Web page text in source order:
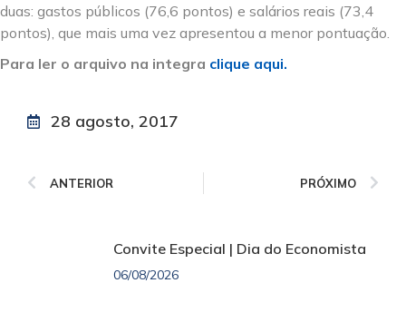
duas: gastos públicos (76,6 pontos) e salários reais (73,4
pontos), que mais uma vez apresentou a menor pontuação.
Para ler o arquivo na integra clique aqui.
28 agosto, 2017
ANTERIOR PRÓXIMO
Convite Especial | Dia do Economista
06/08/2026